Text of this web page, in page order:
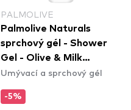
PALMOLIVE
Palmolive Naturals
sprchový gél - Shower
Gel - Olive & Milk
(500ml)
Umývací a sprchový gél
-5%